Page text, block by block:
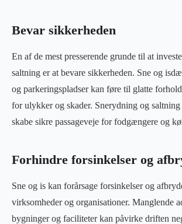
Bevar sikkerheden
En af de mest presserende grunde til at
saltning er at bevare sikkerheden. Sne og
og parkeringspladser kan føre til glatte
for ulykker og skader. Snerydning og
skabe sikre passageveje for fodgængere og
Forhindre forsinkelser og
Sne og is kan forårsage forsinkelser og
virksomheder og organisationer. Manglende
bygninger og faciliteter kan påvirke driften